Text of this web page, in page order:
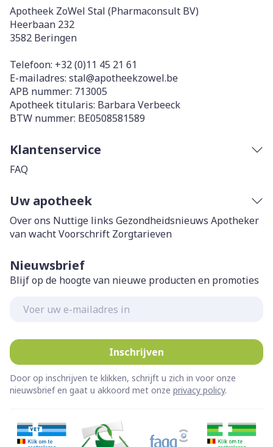
Apotheek ZoWel Stal (Pharmaconsult BV)
Heerbaan 232
3582 Beringen
Telefoon: +32 (0)11 45 21 61
E-mailadres: stal@apotheekzowel.be
APB nummer: 713005
Apotheek titularis: Barbara Verbeeck
BTW nummer: BE0508581589
Klantenservice
FAQ
Uw apotheek
Over ons Nuttige links Gezondheidsnieuws Apotheker
van wachtVoorschrift Zorgtarieven
Nieuwsbrief
Blijf op de hoogte van nieuwe producten en promoties
Inschrijven
Door op inschrijven te klikken, schrijft u zich in voor onze
nieuwsbrief en gaat u akkoord met onze privacy policy.